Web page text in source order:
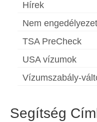
Hírek
Nem
TSA PreCheck
USA vízumok
Vízumszabály-
Segítség